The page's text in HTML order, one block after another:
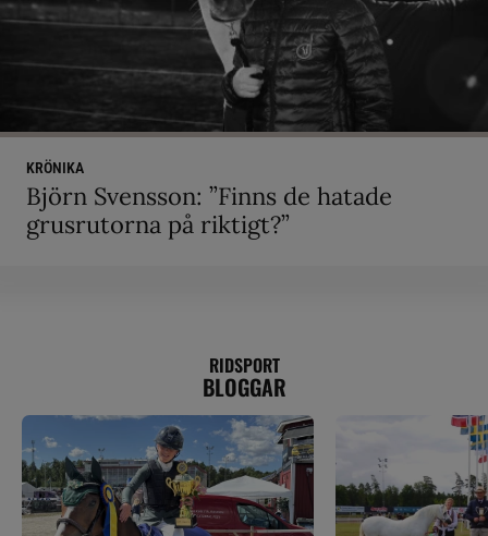
KRÖNIKA
Björn Svensson: ”Finns de hatade
grusrutorna på riktigt?”
RIDSPORT
BLOGGAR